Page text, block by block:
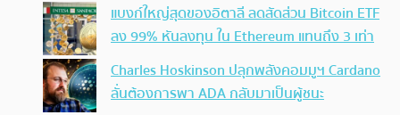
แบงก์ใหญ่สุดของอิตาลี ลดสัดส่วน Bitcoin ETF
ลง 99% หันลงทุน ใน Ethereum แทนถึง 3 เท่า
Charles Hoskinson ปลุกพลังคอมมูฯ Cardano
ลั่นต้องการพา ADA กลับมาเป็นผู้ชนะ